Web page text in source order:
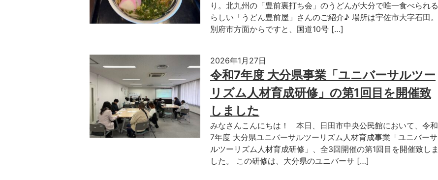
り。北九州の「豊前裏打ち会」のうどんが大分で唯一食べられる
らしい「うどん豊前屋」さんのご紹介♪ 場所は宇佐市大字石田。
別府市方面からですと、国道10号 […]
2026年1月27日
令和7年度 大分県事業「ユニバーサルツー
リズム人材育成研修」の第1回目を開催致
しました
みなさんこんにちは！ 本日、日田市中央公民館において、令和
7年度 大分県ユニバーサルツーリズム人材育成事業「ユニバーサ
ルツーリズム人材育成研修」、全3回開催の第1回目を開催致しま
した。 この研修は、大分県のユニバーサ […]